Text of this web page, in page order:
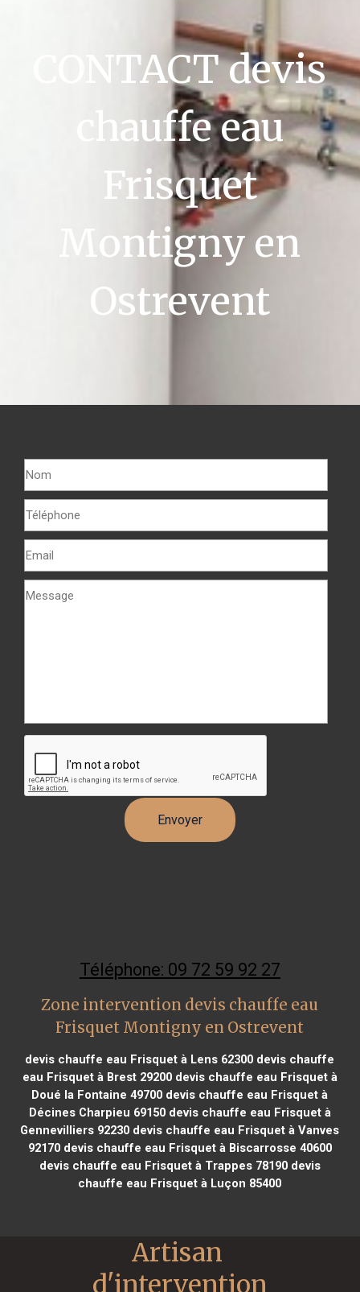
CONTACT devis
chauffe eau
Frisquet
Montigny en
Ostrevent
Téléphone: 09 72 59 92 27
Zone intervention devis chauffe eau
Frisquet Montigny en Ostrevent
devis chauffe eau Frisquet à Lens 62300 devis chauffe
eau Frisquet à Brest 29200devis chauffe eau Frisquet à
Doué la Fontaine 49700 devis chauffe eau Frisquet à
Décines Charpieu 69150devis chauffe eau Frisquet à
Gennevilliers 92230 devis chauffe eau Frisquet à Vanves
92170devis chauffe eau Frisquet à Biscarrosse 40600
devis chauffe eau Frisquet à Trappes 78190devis
chauffe eau Frisquet à Luçon 85400
Artisan
d'intervention